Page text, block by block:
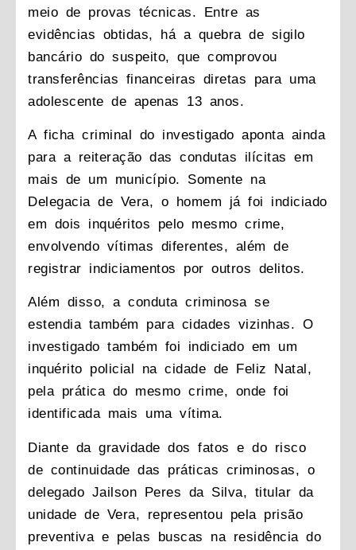
meio de provas técnicas. Entre as
evidências obtidas, há a quebra de sigilo
bancário do suspeito, que comprovou
transferências financeiras diretas para uma
adolescente de apenas 13 anos.
A ficha criminal do investigado aponta ainda
para a reiteração das condutas ilícitas em
mais de um município. Somente na
Delegacia de Vera, o homem já foi indiciado
em dois inquéritos pelo mesmo crime,
envolvendo vítimas diferentes, além de
registrar indiciamentos por outros delitos.
Além disso, a conduta criminosa se
estendia também para cidades vizinhas. O
investigado também foi indiciado em um
inquérito policial na cidade de Feliz Natal,
pela prática do mesmo crime, onde foi
identificada mais uma vítima.
Diante da gravidade dos fatos e do risco
de continuidade das práticas criminosas, o
delegado Jailson Peres da Silva, titular da
unidade de Vera, representou pela prisão
preventiva e pelas buscas na residência do